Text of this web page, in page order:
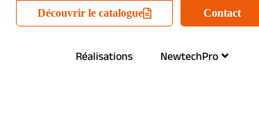
Réalisations NewtechPro
Contact
Découvrir le catalogue